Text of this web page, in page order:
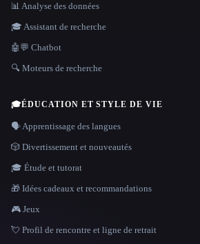
📊 Analyse des données
🎓 Assistant de recherche
🤖💬 Chatbot
🔍 Moteurs de recherche
🎓ÉDUCATION ET STYLE DE VIE
🗣️ Apprentissage des langues
🎲 Divertissement et nouveautés
🎓 Étude et tutorat
🎁 Idées cadeaux et recommandations
🎮 Jeux
💘 Profil de rencontre et ligne de retrait